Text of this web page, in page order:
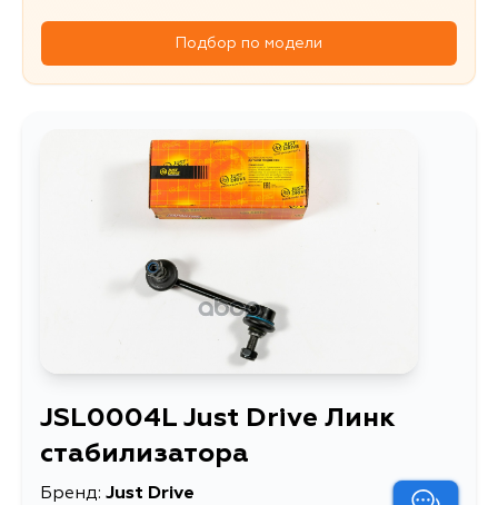
Подбор по модели
JSL0004L Just Drive Линк
стабилизатора
Бренд: Just Drive